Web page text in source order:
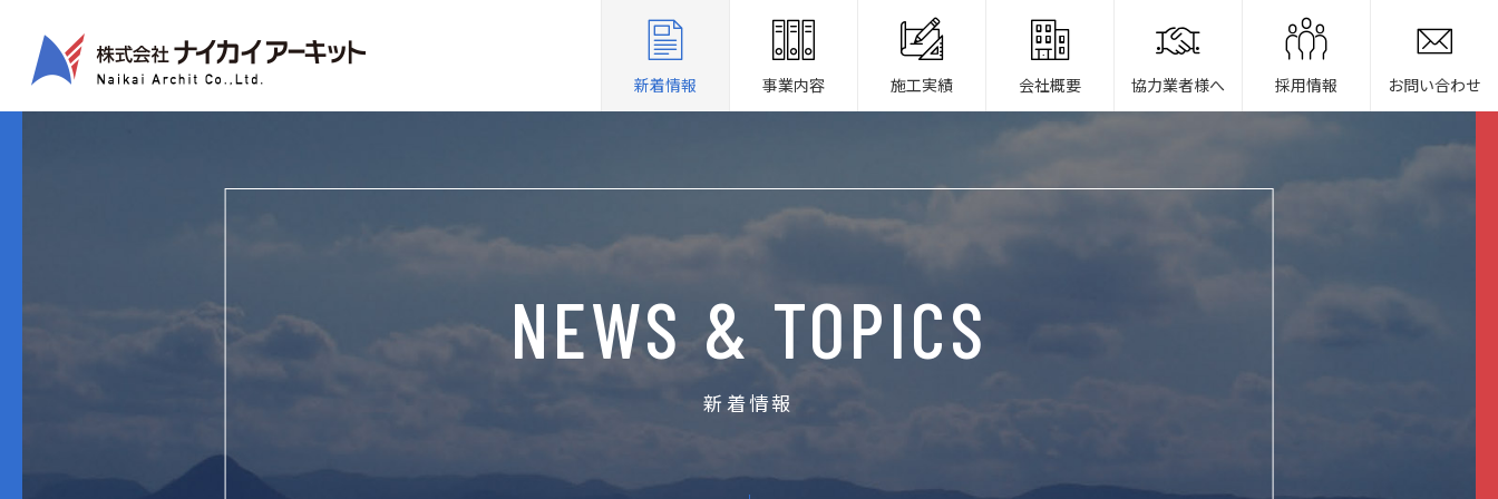
新着情報 事業内容 施工実績 会社概要 協力業者様へ 採用情報 お問い合わせ
NEWS & TOPICS
新着情報